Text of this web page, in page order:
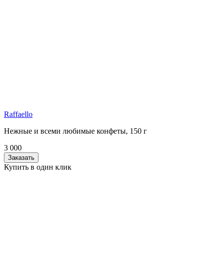
Raffaello
Нежные и всеми любимые конфеты, 150 г
3 000
Заказать
Купить в один клик